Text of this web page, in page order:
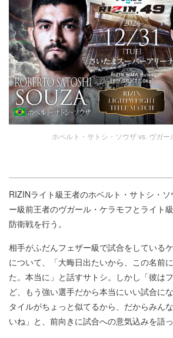
ホベルト・サトシ・ソウザ vs. ヴガー
RIZINライト級王者のホベルト・サトシ・
ー級前王者のヴガール・ケラモフとライト
防衛戦を行う。
相手がふだんフェザー級で試合をしている
について、「大晦日出たいから、この名前
た。本当に」と話すサトシ。しかし「彼は
ど、もう強い選手だから本当にいい試合に
タイルがちょっと似てるから、だからみん
いね」と、前向きに試合への意気込みを語っ